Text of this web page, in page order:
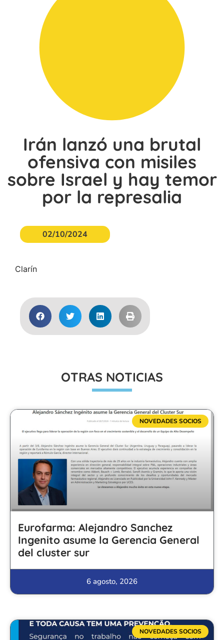
Irán lanzó una brutal
ofensiva con misiles
sobre Israel y hay temor
por la represalia
02/10/2024
Clarín
OTRAS NOTICIAS
NOVEDADES SOCIOS
Eurofarma: Alejandro Sanchez
Ingenito asume la Gerencia General
del cluster sur
6 agosto, 2026
NOVEDADES SOCIOS